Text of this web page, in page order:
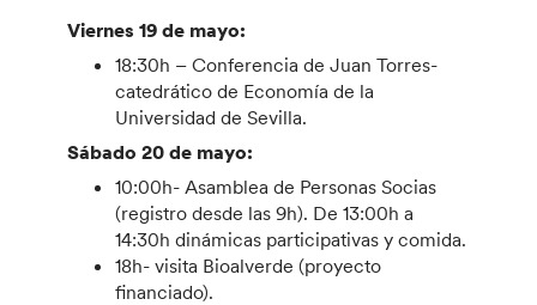
Viernes 19 de mayo:
18:30h – Conferencia de Juan Torres-
catedrático de Economía de la
Universidad de Sevilla.
Sábado 20 de mayo:
10:00h- Asamblea de Personas Socias
(registro desde las 9h). De 13:00h a
14:30h dinámicas participativas y comida.
18h- visita Bioalverde (proyecto
financiado).